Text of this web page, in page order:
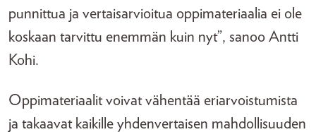
punnittua ja vertaisarvioitua oppimateriaalia ei ole
koskaan tarvittu enemmän kuin nyt”, sanoo Antti
Kohi.
Oppimateriaalit voivat vähentää eriarvoistumista
ja takaavat kaikille yhdenvertaisen mahdollisuuden